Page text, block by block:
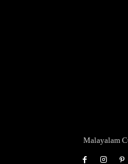
Malayalam